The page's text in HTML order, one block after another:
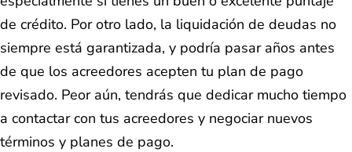
de crédito. Por otro lado, la liquidación de deudas no
siempre está garantizada, y podría pasar años antes
de que los acreedores acepten tu plan de pago
revisado. Peor aún, tendrás que dedicar mucho tiempo
a contactar con tus acreedores y negociar nuevos
términos y planes de pago.